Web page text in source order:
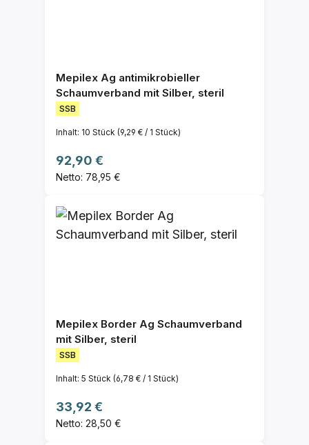
Mepilex Ag antimikrobieller
Schaumverband mit Silber, steril
SSB
Inhalt: 10 Stück (9,29 € / 1 Stück)
Regulärer Preis:
92,90 €
Netto: 78,95 €
Mepilex Border Ag Schaumverband
mit Silber, steril
SSB
Inhalt: 5 Stück (6,78 € / 1 Stück)
Regulärer Preis:
33,92 €
Netto: 28,50 €